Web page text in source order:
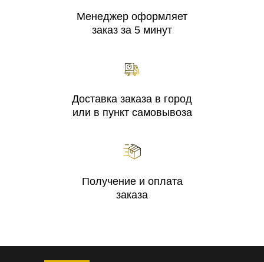
Менеджер оформляет
заказ за 5 минут
Доставка заказа в город
или в пункт самовывоза
Получение и оплата
заказа